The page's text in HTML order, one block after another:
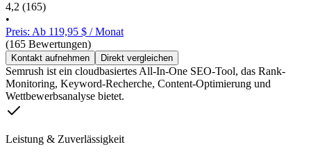
4,2 (165)
•
Preis: Ab 119,95 $ / Monat
(165 Bewertungen)
Kontakt aufnehmen Direkt vergleichen
Semrush ist ein cloudbasiertes All-In-One SEO-Tool, das Rank-
Monitoring, Keyword-Recherche, Content-Optimierung und
Wettbewerbsanalyse bietet.
Leistung & Zuverlässigkeit